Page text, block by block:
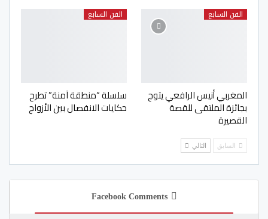
الفن السابع
المغربي أنيس الرافعي يتوج
بجائزة الملتقى للقصة
القصيرة
الفن السابع
سلسلة “منطقة آمنة” تطرح
حكايات الانفصال بين الأزواج
السابق التالي
Facebook Comments